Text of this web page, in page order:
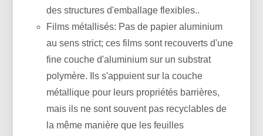
des structures d'emballage flexibles..
Films métallisés: Pas de papier aluminium
au sens strict; ces films sont recouverts d'une
fine couche d'aluminium sur un substrat
polymère. Ils s'appuient sur la couche
métallique pour leurs propriétés barrières,
mais ils ne sont souvent pas recyclables de
la même manière que les feuilles